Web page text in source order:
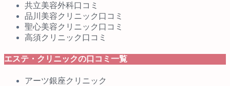
共立美容外科口コミ
品川美容クリニック口コミ
聖心美容クリニック口コミ
高須クリニック口コミ
エステ・クリニックの口コミ一覧
アーツ銀座クリニック